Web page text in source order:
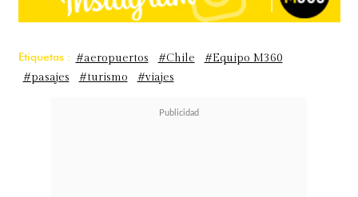
Etiquetas : #aeropuertos #Chile
#Equipo M360
#pasajes
#turismo #viajes